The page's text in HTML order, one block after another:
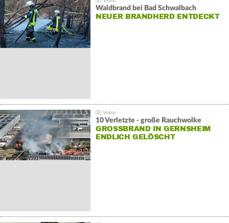
Waldbrand bei Bad Schwalbach
NEUER BRANDHERD ENTDECKT
10 Verletzte - große Rauchwolke
GROSSBRAND IN GERNSHEIM E
NDLICH GELÖSCHT